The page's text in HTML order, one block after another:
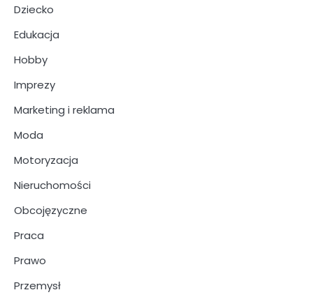
Dziecko
Edukacja
Hobby
Imprezy
Marketing i reklama
Moda
Motoryzacja
Nieruchomości
Obcojęzyczne
Praca
Prawo
Przemysł